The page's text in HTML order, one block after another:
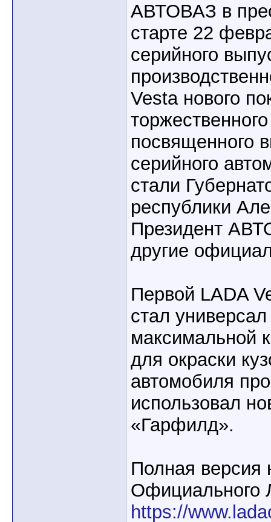
АВТОВАЗ в
старте 22
серийного
Vesta нового
посвященного
серийного
стали
республики
Президент
другие
Первой LADA
стал
максимальной
для окраски
автомобиля
использовал
«Гарфилд».
Полная версия
Официального
https://